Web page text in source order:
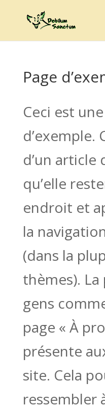
Page
Ceci est
d’exemple.
d’un article
qu’elle
endroit et
la
(dans la
thèmes).
gens
page « À
présente
site. Cela
ressembler